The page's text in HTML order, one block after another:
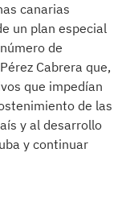
canarias
un plan especial
de
Cabrera que,
que impedían
de las
y al desarrollo
y continuar